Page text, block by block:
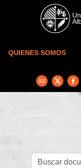
Skip to main content
QUIENES SOMOS